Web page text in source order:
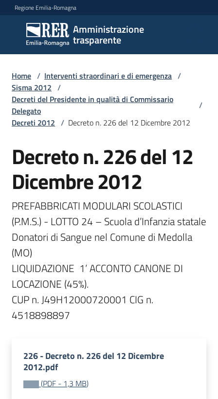
Vai al contenuto
Vai alla navigazione
Vai al footer
Regione Emilia-Romagna
Amministrazione
trasparente
Amministrazione
trasparente
Sottosezioni
Accesso
Home / Interventi straordinari e di emergenza /
Sisma 2012 /
Decreti del Presidente in qualità di Commissario
Delegato
/
Decreti 2012 / Decreto n. 226 del 12 Dicembre 2012
Decreto n. 226 del 12
Dicembre 2012
PREFABBRICATI MODULARI SCOLASTICI
(P.M.S.) - LOTTO 24 – Scuola d’Infanzia statale
Donatori di Sangue nel Comune di Medolla
(MO)
LIQUIDAZIONE  1’ ACCONTO CANONE DI
LOCAZIONE (45%).
CUP n. J49H12000720001 CIG n.
226 - Decreto n. 226 del 12 Dicembre
2012.pdf
(PDF - 1,3 MB)